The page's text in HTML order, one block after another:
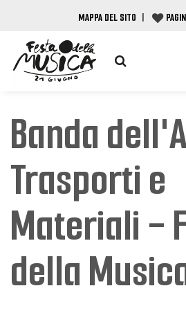
MAPPA DEL SITO |
Banda
Trasporti e
Materiali -
della